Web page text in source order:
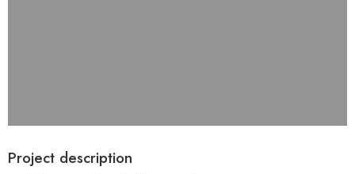
Project description